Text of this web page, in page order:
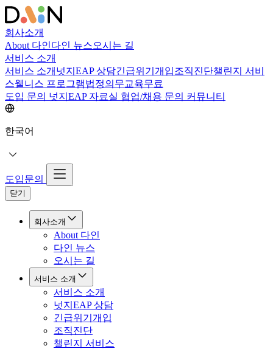
회사소개
About 다인다인 뉴스오시는 길
서비스 소개
서비스 소개 넛지EAP 상담긴급위기개입조직진단챌린지 서비
스웰니스 프로그램법정의무교육무료
도입 문의 넛지EAP 자료실 협업/채용 문의 커뮤니티
한국어
도입문의
닫기
회사소개
About 다인
다인 뉴스
오시는 길
서비스 소개
서비스 소개
넛지EAP 상담
긴급위기개입
조직진단
챌린지 서비스